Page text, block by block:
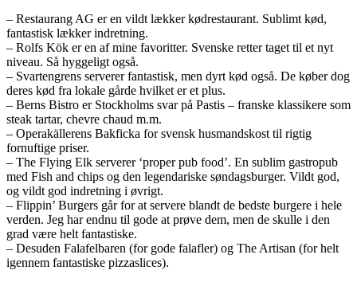
– Restaurang AG er en vildt lækker kødrestaurant. Sublimt kød,
fantastisk lækker indretning.
– Rolfs Kök er en af mine favoritter. Svenske retter taget til et nyt
niveau. Så hyggeligt også.
– Svartengrens serverer fantastisk, men dyrt kød også. De køber dog
deres kød fra lokale gårde hvilket er et plus.
– Berns Bistro er Stockholms svar på Pastis – franske klassikere som
steak tartar, chevre chaud m.m.
– Operakällerens Bakficka for svensk husmandskost til rigtig
fornuftige priser.
– The Flying Elk serverer ‘proper pub food’. En sublim gastropub
med Fish and chips og den legendariske søndagsburger. Vildt god,
og vildt god indretning i øvrigt.
– Flippin’ Burgers går for at servere blandt de bedste burgere i hele
verden. Jeg har endnu til gode at prøve dem, men de skulle i den
grad være helt fantastiske.
– Desuden Falafelbaren (for gode falafler) og The Artisan (for helt
igennem fantastiske pizzaslices).